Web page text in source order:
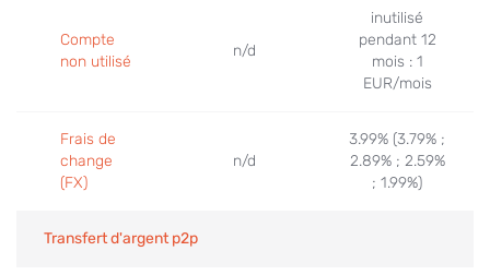
Compte
non utilisé
n/d
inutilisé
pendant 12
mois : 1
EUR/mois
Frais de
change
(FX)
n/d
3.99% (3.79% ;
2.89% ; 2.59%
; 1.99%)
Transfert d'argent p2p